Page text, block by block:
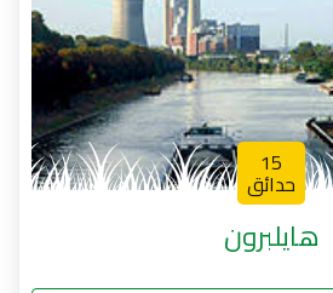
15
حدائق
هايلبرون